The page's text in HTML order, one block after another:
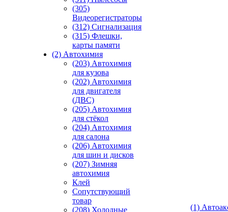
(305)
Видеорегистраторы
(312) Сигнализация
(315) Флешки,
карты памяти
(2) Автохимия
(203) Автохимия
для кузова
(202) Автохимия
для двигателя
(ДВС)
(205) Автохимия
для стёкол
(204) Автохимия
для салона
(206) Автохимия
для шин и дисков
(207) Зимняя
автохимия
Клей
Сопутствующий
товар
(208) Холодные
(1)